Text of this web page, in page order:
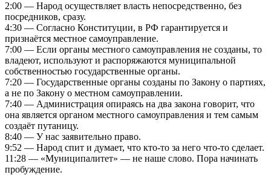
2:00 — Народ осуществляет власть непосредственно, без
посредников, сразу.
4:30 — Согласно Конституции, в РФ гарантируется и
признаётся местное самоуправление.
7:00 — Если органы местного самоуправления не созданы, то
владеют, используют и распоряжаются муниципальной
собственностью государственные органы.
7:20 — Государственные органы созданы по Закону о партиях,
а не по Закону о местном самоуправлении.
7:40 — Администрация опираясь на два закона говорит, что
она является органом местного самоуправления и тем самым
создаёт путаницу.
8:40 — У нас заявительно право.
9:52 — Народ спит и думает, что кто-то за него что-то сделает.
11:28 — «Муниципалитет» — не наше слово. Пора начинать
пробуждение.